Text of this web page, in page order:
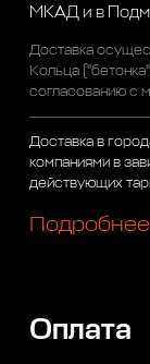
МКАД и в
Доставка
Кольца
согласованию с
Доставка в
компаниями в
действующих
Подробнее
Оплата